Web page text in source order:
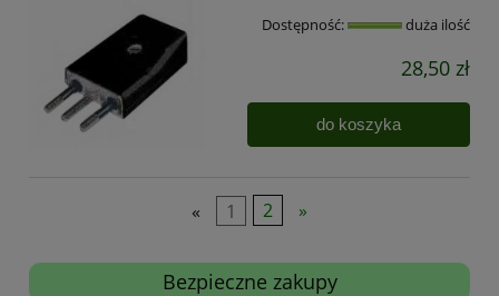
Dostępność: duża ilość
28,50 zł
do koszyka
« 1 2 »
Bezpieczne zakupy